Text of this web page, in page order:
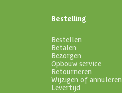
Bestelling
Bestellen
Betalen
Bezorgen
Opbouw service
Retourneren
Wijzigen of annuleren
Levertijd